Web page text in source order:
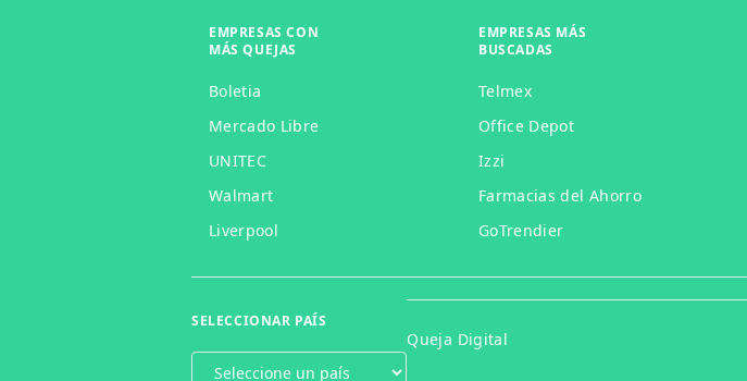
EMPRESAS CON
MÁS QUEJAS
Boletia
Mercado Libre
UNITEC
Walmart
Liverpool
EMPRESAS MÁS
BUSCADAS
Telmex
Office Depot
Izzi
Farmacias del Ahorro
GoTrendier
SELECCIONAR PAÍS
Queja Digital